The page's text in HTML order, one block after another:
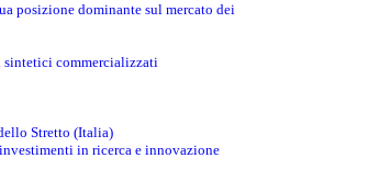
posizione dominante sul mercato dei
sintetici commercializzati
Stretto (Italia)
in ricerca e innovazione